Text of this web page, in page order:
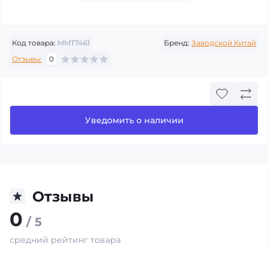
Код товара: MMT7461 Бренд: Заводской Китай
Отзывы:
0
Уведомить о наличии
Отзывы
0 / 5
средний рейтинг товара